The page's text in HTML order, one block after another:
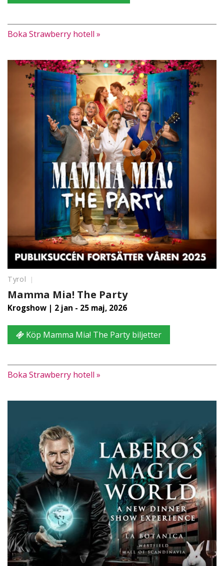
Boka Strawberry hotell »
Tyrol
Mamma Mia! The Party
Krogshow | 2 jan - 25 maj, 2026
Köp Mamma Mia! The Party biljetter
Boka Strawberry hotell »